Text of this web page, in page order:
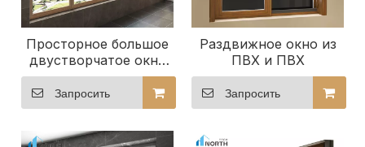
Просторное большое
двустворчатое окно
из ПВХ и ПВХ
Запросить
Раздвижное окно из
ПВХ и ПВХ
Запросить